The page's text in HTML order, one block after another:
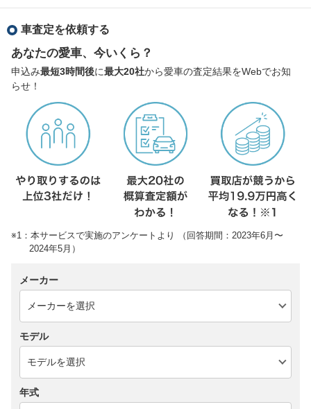
車査定を依頼する
あなたの愛車、今いくら？
申込み最短3時間後に最大20社から愛車の査定結果をWebでお知
らせ！
※1：本サービスで実施のアンケートより （回答期間：2023年6月〜
2024年5月）
メーカー
モデル
年式